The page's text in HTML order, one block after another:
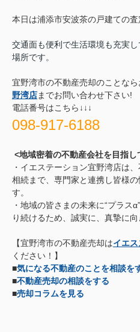
本日は浦添市安波茶の戸建ての査
交通面も便利で生活環境も充実
場所です。
宜野湾市の不動産売却のことなら
野湾店までお問い合わせ下さい!
電話番号はこちら↓↓↓
098-917-6188
<地域密着の不動産会社を目指し
・イエステーション宜野湾店は
相続まで、専門家と連携し皆様
す。
・地域の皆さまの未来に“プラス
り続けるため、誠実に、真摯に向
【宜野湾市の不動産売却はイエ
ください！】
■気になる不動産のことを相談を
■不動産売却の相談をする
■売却コラムを見る